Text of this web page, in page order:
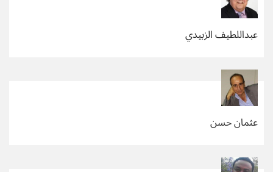
عبداللطيف الزبيدي
عثمان حسن